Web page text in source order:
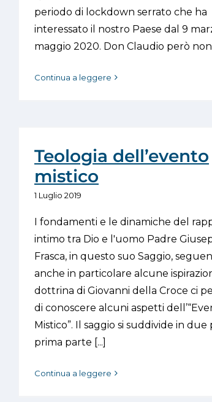
periodo di lockdown serrato che ha
interessato il nostro Paese dal 9
maggio 2020. Don Claudio però non
Continua a leggere
Teologia dell’evento
mistico
1 Luglio 2019
I fondamenti e le dinamiche del
intimo tra Dio e l'uomo Padre
Frasca, in questo suo Saggio,
anche in particolare alcune
dottrina di Giovanni della Croce ci
di conoscere alcuni aspetti
Mistico”. Il saggio si suddivide in due
prima parte [...]
Continua a leggere